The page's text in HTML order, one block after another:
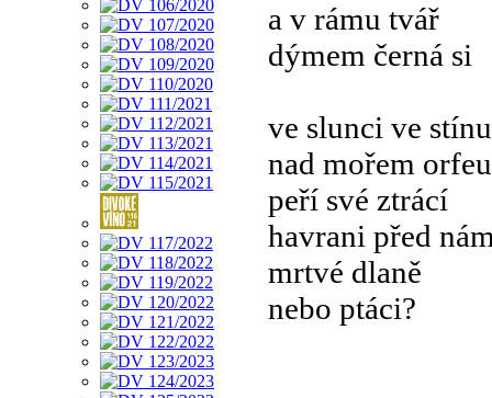
a v rámu tvář
dýmem černá si
ve slunci ve stínu
nad mořem
peří své ztrácí
havrani před
mrtvé dlaně
nebo ptáci?